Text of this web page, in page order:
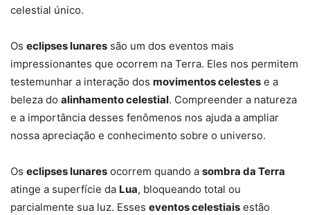
celestial único.
Os eclipses lunares são um dos eventos mais
impressionantes que ocorrem na Terra. Eles nos permitem
testemunhar a interação dos movimentos celestes e a
beleza do alinhamento celestial. Compreender a natureza
e a importância desses fenômenos nos ajuda a ampliar
nossa apreciação e conhecimento sobre o universo.
Os eclipses lunares ocorrem quando a sombra da Terra
atinge a superfície da Lua, bloqueando total ou
parcialmente sua luz. Esses eventos celestiais estão